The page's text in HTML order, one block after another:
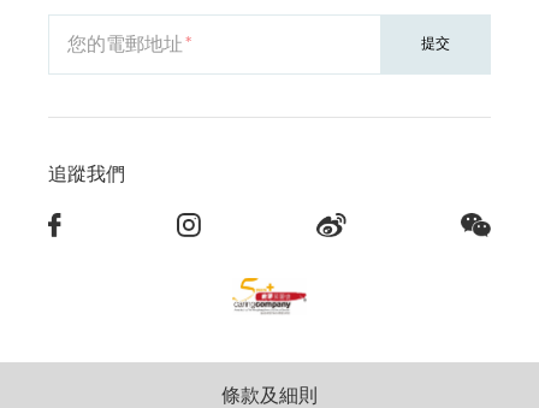
您的電郵地址 提交
追蹤我們
條款及細則